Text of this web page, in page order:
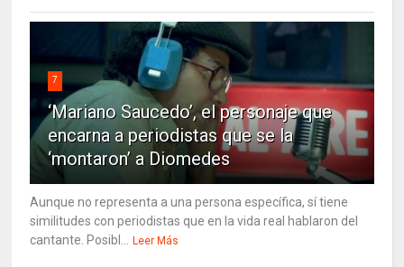
7
‘Mariano Saucedo’, el personaje que
encarna a periodistas que se la
‘montaron’ a Diomedes
Aunque no representa a una persona específica, sí tiene
similitudes con periodistas que en la vida real hablaron del
cantante. Posibl...
Leer Más